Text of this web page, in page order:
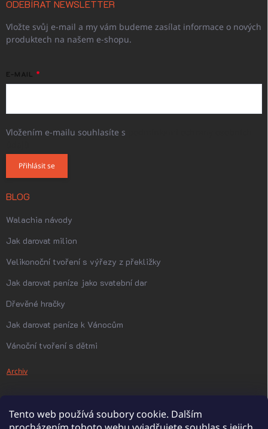
Tento web používá soubory cookie. Dalším
ODEBÍRAT NEWSLETTER
Vložte svůj e-mail a my vám budeme zasílat informace o nových
produktech na našem e-shopu.
E-MAIL
Vložením e-mailu souhlasíte s
Přihlásit se
BLOG
Walachia návody
Jak darovat milion
Velikonoční tvoření s výřezy z překližky
Jak darovat peníze jako svatební dar
Dřevěné hračky
Jak darovat peníze k Vánocům
Vánoční tvoření s dětmi
Archiv